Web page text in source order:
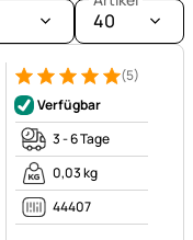
40
Bewertung: 5 von 5 (5
5 Bewertungen
(5)
Verfügbar
3 - 6 Tage
0,03 kg
44407